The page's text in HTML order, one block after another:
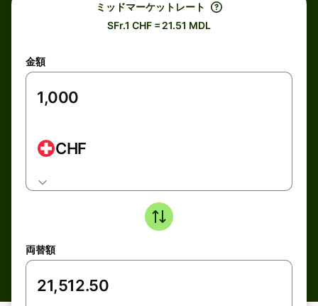
ミッドマーケットレート
SFr.1 CHF = 21.51 MDL
金額
CHF
両替額